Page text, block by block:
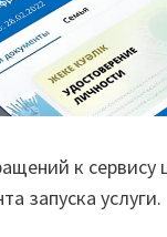
к
запуска услуги.